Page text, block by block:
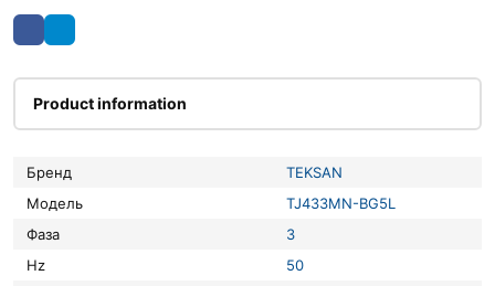
Product information
Бренд
TEKSAN
Модель
TJ433MN-BG5L
Фаза
3
Hz
50